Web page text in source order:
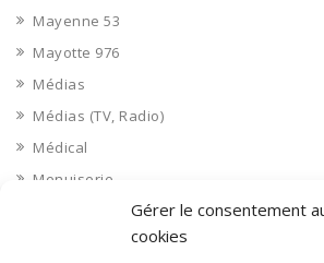
Gérer le consentement
cookies
Mayenne 53
Mayotte 976
Médias
Médias (TV, Radio)
Médical
Menuiserie
Messagerie, courrier